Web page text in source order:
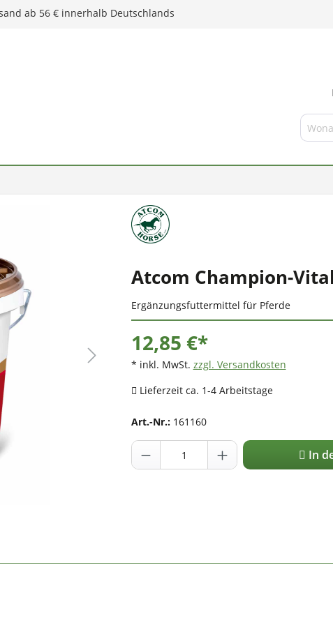
ab 56 € innerhalb Deutschlands
Atcom Champion-
Ergänzungsfuttermittel für Pferde
12,85 €*
* inkl. MwSt. zzgl. Versandkosten
Lieferzeit ca. 1-4 Arbeitstage
Art.-Nr.: 161160
In